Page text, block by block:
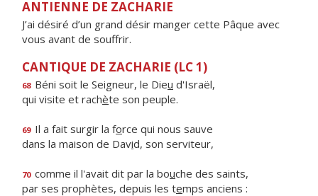
ANTIENNE DE ZACHARIE
J’ai désiré d’un grand désir manger cette Pâque avec
vous avant de souffrir.
CANTIQUE DE ZACHARIE (LC 1)
68 Béni soit le Seigneur, le Dieu d'Israël,
qui visite et rachète son peuple.
69 Il a fait surgir la force qui nous sauve
dans la maison de David, son serviteur,
70 comme il l'avait dit par la bouche des saints,
par ses prophètes, depuis les temps anciens :